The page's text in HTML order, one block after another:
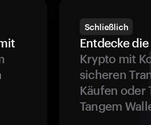
Schließlich
Entdecke
Krypto mit
sicheren
Käufen oder
Tangem